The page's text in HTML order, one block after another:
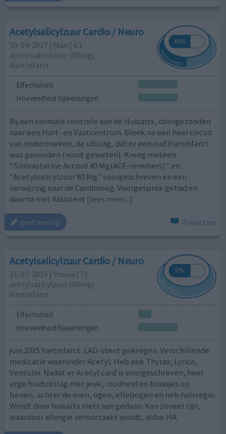
Acetylsalicylzuur Cardio / Neuro
30-04-2017 | Man | 63
acetylsalicylzuur (80mg)
Hartinfarct
Effectiviteit
Hoeveelheid bijwerkingen
Bij een normale controle aan de Huisarts, doorgezonden
naar een Hart- en Vaatcentrum. Bleek na een heel circuit
van onderzoeken, de uitslag, dat er een oud Hartinfarct
was gevonden (nooit geweten). Kreeg meteen
"Simvastatine Accord 40 Mg(ACE-remmers)" en
"Acetylsalicylzuur 80 Mg" voorgeschreven en een
verwijzing naar de Cardioloog. Voorgesprek gehad en
daarna met Assistent [lees meer...]
geef mening 0 reacties
Acetylsalicylzuur Cardio / Neuro
31-07-2016 | Vrouw | 71
acetylsalicylzuur (80mg)
Hartinfarct
Effectiviteit
Hoeveelheid bijwerkingen
juni 2015 hartinfarct. LAD-stent gekregen. Verschillende
medicatie waaronder Acetyl. Heb ook Thyrax, Lyrica,
Ventolin. Nadat er Acetyl card is voorgeschreven, heel
erge huiduitslag met jeuk, roodheid en blaasjes op
benen, achter de oren, ogen, ellebogen en nek-halsregio.
Wordt door huisarts niets aan gedaan. Kan zoveel zijn,
waardoor allergie veroorzaakt wordt, aldus HA.